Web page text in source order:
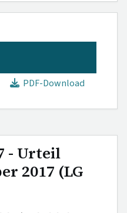
PDF-Download
- Urteil
2017 (LG